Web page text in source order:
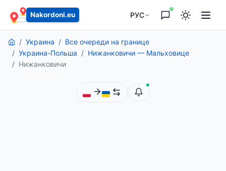
Nakordoni.eu РУС
содержанию
Украина
Все очереди на границе
Украина-Польша
Нижанковичи — Мальховице
Нижанковичи